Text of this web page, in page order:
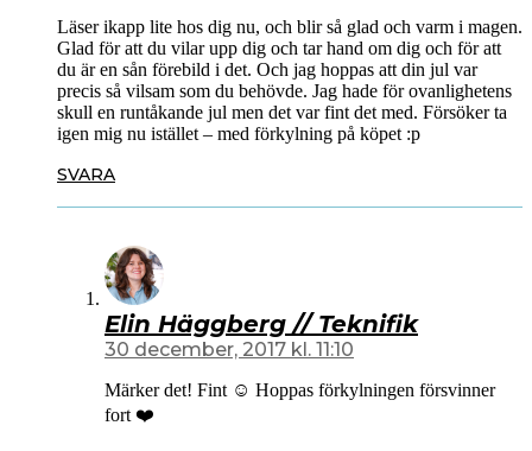
Läser ikapp lite hos dig nu, och blir så glad och varm i magen.
Glad för att du vilar upp dig och tar hand om dig och för att
du är en sån förebild i det. Och jag hoppas att din jul var
precis så vilsam som du behövde. Jag hade för ovanlighetens
skull en runtåkande jul men det var fint det med. Försöker ta
igen mig nu istället – med förkylning på köpet :p
SVARA
Elin Häggberg // Teknifik
30 december, 2017 kl. 11:10
Märker det! Fint ☺️ Hoppas förkylningen försvinner
fort ❤️